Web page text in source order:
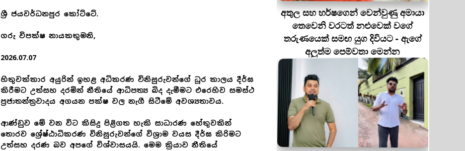
ශ්‍රී ජයවර්ධනපුර කෝට්ටේ.
ගරු විපක්ෂ නායකතුමනි,
2026.07.07
හිතුවක්කාර අයුරින් ඉහළ අධිකරණ විනිසුරුවන්ගේ ධූර කාලය දීර්ඝ
කිරීමට උත්සහ දරමින් නීතියේ ආධිපත්‍ය බිද දැමීමට එරෙහිව සමස්ථ
ප්‍රජාතන්ත්‍රවාදය අගයන පක්ෂ වල නැගී සිටීමේ අවශ්‍යතාවය.
ආණ්ඩුව මේ වන විට කිසිදු පිළිගත හැකි සාධාරණ හේතුවකින්
තොරව ශ්‍රේෂ්ඨාධිකරණ විනිසුරුවන්ගේ විශ්‍රාම වයස දීර්ඝ කිරිමට
උත්සහ දරණ බව අපගේ විශ්වාසයයි. මෙම ක්‍රියාව නීතියේ
අතුල සහ හර්ෂගෙන් වෙන්වුණු අමායා
තෙවෙනි වරටත් නළුවෙක් වගේ
තරුණයෙක් සමඟ යුග දිවියට - ඇගේ
අලුත්ම පෙම්වතා මෙන්න